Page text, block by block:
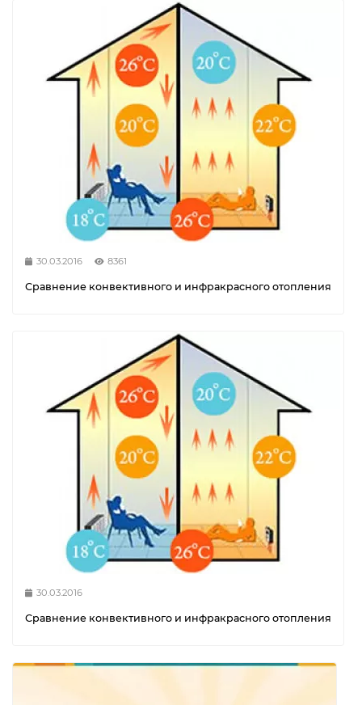
30.03.2016 8361
Сравнение конвективного и инфракрасного отопления
30.03.2016
Сравнение конвективного и инфракрасного отопления